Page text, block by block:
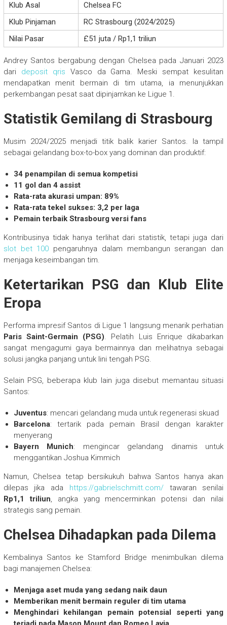
Klub Asal
Chelsea FC
Klub Pinjaman
RC Strasbourg (2024/2025)
Nilai Pasar
£51 juta / Rp1,1 triliun
Andrey Santos bergabung dengan Chelsea pada Januari 2023
dari deposit qris Vasco da Gama. Meski sempat kesulitan
mendapatkan menit bermain di tim utama, ia menunjukkan
perkembangan pesat saat dipinjamkan ke Ligue 1.
Statistik Gemilang di Strasbourg
Musim 2024/2025 menjadi titik balik karier Santos. Ia tampil
sebagai gelandang box-to-box yang dominan dan produktif:
34 penampilan di semua kompetisi
11 gol dan 4 assist
Rata-rata akurasi umpan: 89%
Rata-rata tekel sukses: 3,2 per laga
Pemain terbaik Strasbourg versi fans
Kontribusinya tidak hanya terlihat dari statistik, tetapi juga dari
slot bet 100 pengaruhnya dalam membangun serangan dan
menjaga keseimbangan tim.
Ketertarikan PSG dan Klub Elite
Eropa
Performa impresif Santos di Ligue 1 langsung menarik perhatian
Paris Saint-Germain (PSG). Pelatih Luis Enrique dikabarkan
sangat mengagumi gaya bermainnya dan melihatnya sebagai
solusi jangka panjang untuk lini tengah PSG.
Selain PSG, beberapa klub lain juga disebut memantau situasi
Santos:
Juventus: mencari gelandang muda untuk regenerasi skuad
Barcelona: tertarik pada pemain Brasil dengan karakter
menyerang
Bayern Munich: mengincar gelandang dinamis untuk
menggantikan Joshua Kimmich
Namun, Chelsea tetap bersikukuh bahwa Santos hanya akan
dilepas jika ada https://gabrielschmitt.com/tawaran senilai
Rp1,1 triliun, angka yang mencerminkan potensi dan nilai
strategis sang pemain.
Chelsea Dihadapkan pada Dilema
Kembalinya Santos ke Stamford Bridge menimbulkan dilema
bagi manajemen Chelsea:
Menjaga aset muda yang sedang naik daun
Memberikan menit bermain reguler di tim utama
Menghindari kehilangan pemain potensial seperti yang